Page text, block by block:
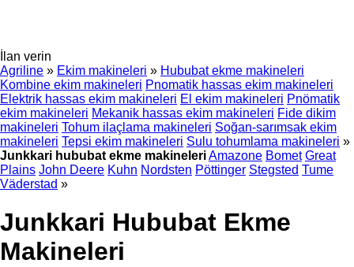
İlan verin
Agriline » Ekim makineleri » Hububat ekme makineleri
Kombine ekim makineleri Pnomatik hassas ekim makineleri
Elektrik hassas ekim makineleri El ekim makineleri Pnömatik
ekim makineleri Mekanik hassas ekim makineleri Fide dikim
makineleri Tohum ilaçlama makineleri Soğan-sarımsak ekim
makineleri Tepsi ekim makineleri Sulu tohumlama makineleri »
Junkkari hububat ekme makineleriAmazone Bomet Great
Plains John Deere Kuhn Nordsten Pöttinger Stegsted Tume
Väderstad »
Junkkari Hububat Ekme
Makineleri